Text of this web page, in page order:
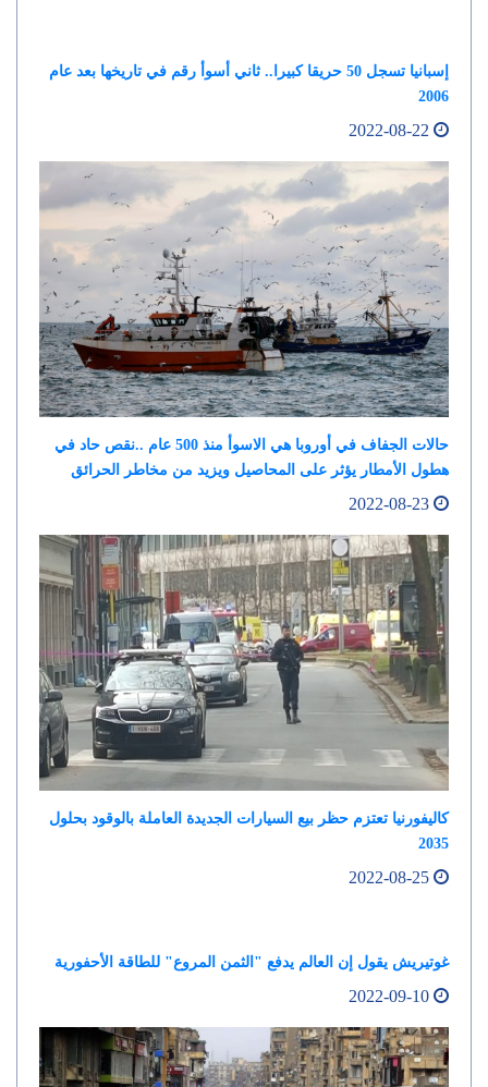
إسبانيا تسجل 50 حريقا كبيرا.. ثاني أسوأ رقم في تاريخها بعد عام
2006
حالات الجفاف في أوروبا هي الاسوأ منذ 500 عام ..نقص حاد في
هطول الأمطار يؤثر على المحاصيل ويزيد من مخاطر الحرائق
كاليفورنيا تعتزم حظر بيع السيارات الجديدة العاملة بالوقود بحلول
2035
غوتيريش يقول إن العالم يدفع "الثمن المروع" للطاقة الأحفورية